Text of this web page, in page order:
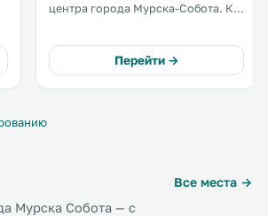
центра города Мурска-Собота. К
спутниковым телевидением. Спа-
центр города Моравске Топлице
находится в 5,5 километрах от
Перейти →
Все места →
Мурска Собота — с